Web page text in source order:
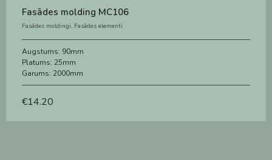
Fasādes molding MC106
Fasādes moldingi, Fasādes elementi
Augstums: 90mm
Platums: 25mm
Garums: 2000mm
€14.20